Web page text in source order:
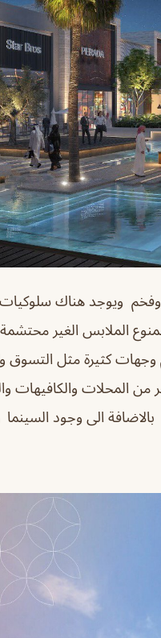
ويوجد هناك سلوكيات
الملابس الغير محتشمة
كثيرة مثل التسوق
من المحلات والكافيهات
الى وجود السينما